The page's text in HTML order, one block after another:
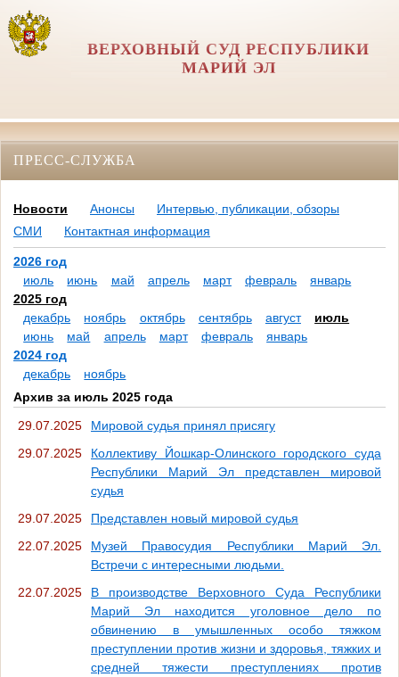
ВЕРХОВНЫЙ СУД РЕСПУБЛИКИ
МАРИЙ ЭЛ
ПРЕСС-СЛУЖБА
Новости Анонсы
Интервью, публикации, обзоры
СМИ
Контактная информация
2026 год
июль
июнь май апрель март февраль
январь
2025 год
декабрь
ноябрь октябрь сентябрь август
июль
июнь
май апрель март февраль
январь
2024 год
декабрь
ноябрь
Архив за июль 2025 года
29.07.2025
Мировой судья принял присягу
29.07.2025
Коллективу Йошкар-Олинского городского суда
Республики Марий Эл представлен мировой
судья
29.07.2025
Представлен новый мировой судья
22.07.2025
Музей Правосудия Республики Марий Эл.
Встречи с интересными людьми.
22.07.2025
В производстве Верховного Суда Республики
Марий Эл находится уголовное дело по
обвинению в умышленных особо тяжком
преступлении против жизни и здоровья, тяжких и
средней тяжести преступлениях против